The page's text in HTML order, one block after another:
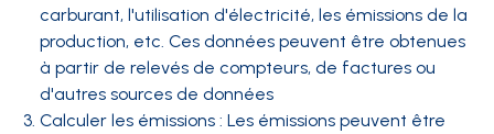
carburant, l'utilisation d'électricité, les émissions de la
production, etc. Ces données peuvent être obtenues
à partir de relevés de compteurs, de factures ou
d'autres sources de données
Calculer les émissions : Les émissions peuvent être